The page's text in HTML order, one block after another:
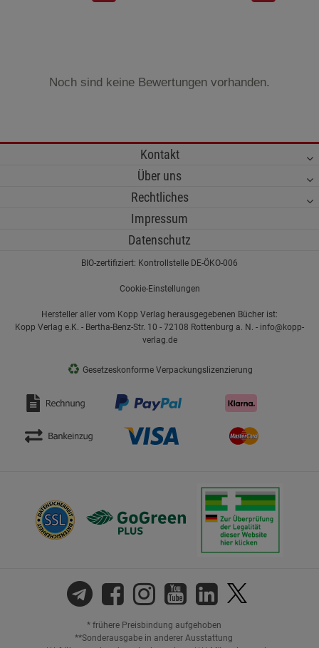
Noch sind keine Bewertungen vorhanden.
Kontakt
Über uns
Rechtliches
Impressum
Datenschutz
BIO-zertifiziert: Kontrollstelle DE-ÖKO-006
Cookie-Einstellungen
Hersteller aller vom Kopp Verlag herausgegebenen Bücher ist:
Kopp Verlag e.K. - Bertha-Benz-Str. 10 - 72108 Rottenburg a. N. - info@kopp-
verlag.de
♻ Gesetzeskonforme Verpackungslizenzierung
* frühere Preisbindung aufgehoben
**Sonderausgabe in anderer Ausstattung